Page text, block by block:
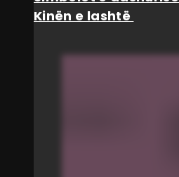
Kinën e lashtë